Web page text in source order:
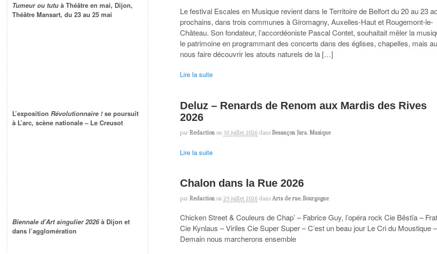
Le festival Escales en Musique revient dans le Territoire de Belfort du 20 au 23
prochains, dans trois communes à Giromagny, Auxelles-Haut et Rougemont-le-
Château. Son fondateur, l’accordéoniste Pascal Contet, souhaitait mêler la
le patrimoine en programmant des concerts dans des églises, chapelles, mais
nous faire découvrir les atouts naturels de la […]
Lire la suite
Deluz – Renards de Renom aux Mardis des Rives
2026
par Redaction on 30 juillet 2026 dans Besançon Jura, Musique
Lire la suite
Chalon dans la Rue 2026
par Redaction on 29 juillet 2026 dans Arts de rue,Bourgogne
Chicken Street & Couleurs de Chap’ – Fabrice Guy, l’opéra rock Cie Bêstîa –
Cie Kynlaus – Viriles Cie Super Super – C’est un beau jour Le Cri du Moustique –
Demain nous marcherons ensemble
Tumeur ou tutu à Théâtre en mai, Dijon,
Théâtre Mansart, du 23 au 25 mai
L’exposition Révolutionnaire !se poursuit
à L’arc, scène nationale – Le Creusot
Biennale d’Art singulier 2026à Dijon et
dans l’agglomération